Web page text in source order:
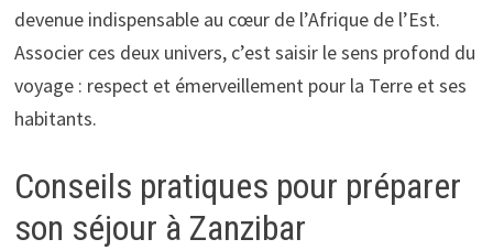
devenue indispensable au cœur de l’Afrique de l’Est.
Associer ces deux univers, c’est saisir le sens profond du
voyage : respect et émerveillement pour la Terre et ses
habitants.
Conseils pratiques pour préparer
son séjour à Zanzibar